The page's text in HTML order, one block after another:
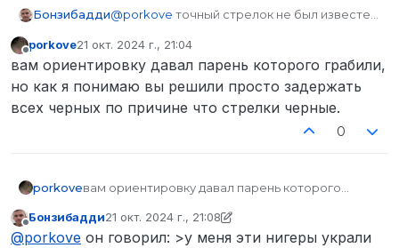
Бонзибадди@porkove точный стрелок не был известен,
обнаружились на рузвельте
Не в сети
porkove21 окт. 2024 г., 21:04
отредактировано
вам ориентировку давал парень которого грабили,
но как я понимаю вы решили просто задержать
всех черных по причине что стрелки черные.
0
porkoveвам ориентировку давал парень которого
задержать всех черных по причине что стрелки
черные.
Не в сети
Бонзибадди21 окт. 2024 г., 21:08
отредактировано Бонзибадди
@porkove он говорил: >у меня эти нигеры украли